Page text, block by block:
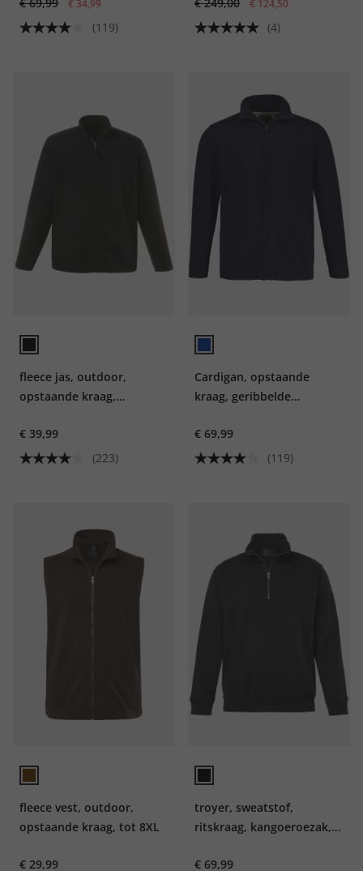
€ 34,99
(119)
€ 124,50
(4)
fleece jas, outdoor,
opstaande kraag,
€ 39,99
(223)
Cardigan, opstaande
kraag, geribbelde
€ 69,99
(119)
fleece vest, outdoor,
opstaande kraag, tot 8XL
€ 29,99
troyer, sweatstof,
ritskraag, kangoeroezak,
€ 69,99